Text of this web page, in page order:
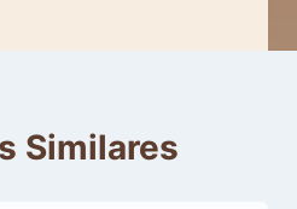
Similares